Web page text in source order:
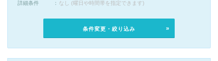
詳細条件
なし (曜日や時間帯を指定できます)
条件変更・絞り込み